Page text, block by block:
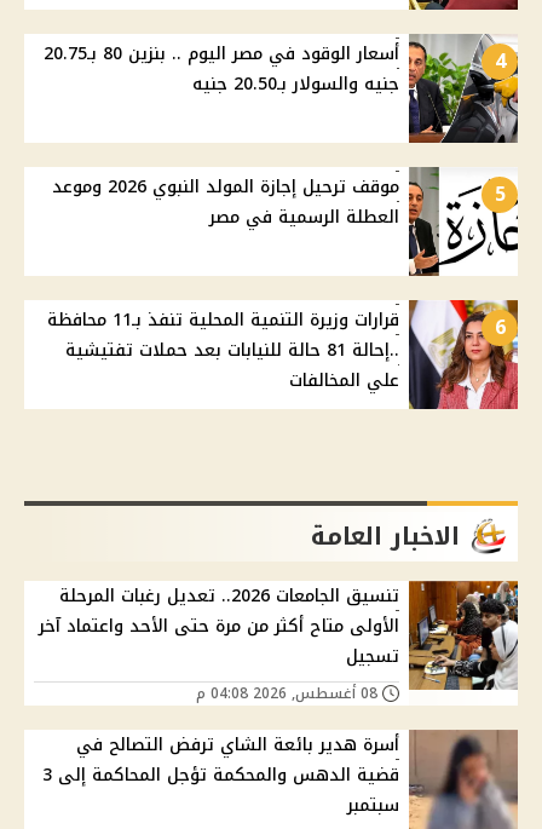
4
أسعار الوقود في مصر اليوم .. بنزين 80 بـ20.75
جنيه والسولار بـ20.50 جنيه
5
موقف ترحيل إجازة المولد النبوي 2026 وموعد
العطلة الرسمية في مصر
6
قرارات وزيرة التنمية المحلية تنفذ بـ11 محافظة
..إحالة 81 حالة للنيابات بعد حملات تفتيشية
علي المخالفات
الاخبار العامة
تنسيق الجامعات 2026.. تعديل رغبات المرحلة
الأولى متاح أكثر من مرة حتى الأحد واعتماد آخر
تسجيل
أسرة هدير بائعة الشاي ترفض التصالح في
قضية الدهس والمحكمة تؤجل المحاكمة إلى 3
سبتمبر